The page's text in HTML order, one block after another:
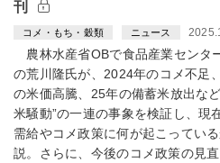
刊
コメ・もち・穀類 ニュース
農林水産省OBで食品産業センタ
の荒川隆氏が、2024年のコメ不足
の米価高騰、25年の備蓄米放出な
米騒動”の一連の事象を検証し、現
需給やコメ政策に何が起こってい
説。さらに、今後のコメ政策の見